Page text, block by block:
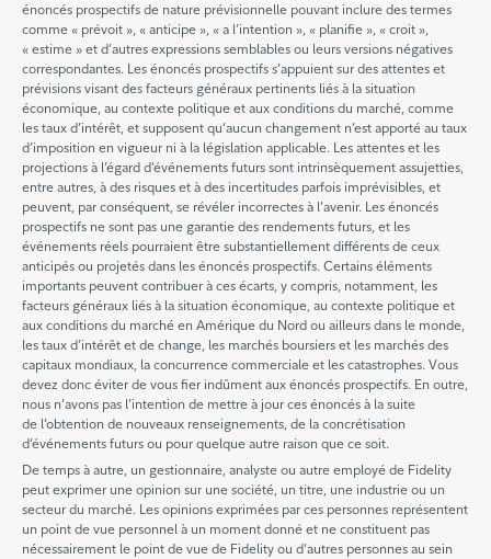
énoncés prospectifs de nature prévisionnelle pouvant inclure des termes
comme « prévoit », « anticipe », « a l’intention », « planifie », « croit »,
« estime » et d’autres expressions semblables ou leurs versions négatives
correspondantes. Les énoncés prospectifs s’appuient sur des attentes et
prévisions visant des facteurs généraux pertinents liés à la situation
économique, au contexte politique et aux conditions du marché, comme
les taux d’intérêt, et supposent qu’aucun changement n’est apporté au taux
d’imposition en vigueur ni à la législation applicable. Les attentes et les
projections à l’égard d’événements futurs sont intrinsèquement assujetties,
entre autres, à des risques et à des incertitudes parfois imprévisibles, et
peuvent, par conséquent, se révéler incorrectes à l’avenir. Les énoncés
prospectifs ne sont pas une garantie des rendements futurs, et les
événements réels pourraient être substantiellement différents de ceux
anticipés ou projetés dans les énoncés prospectifs. Certains éléments
importants peuvent contribuer à ces écarts, y compris, notamment, les
facteurs généraux liés à la situation économique, au contexte politique et
aux conditions du marché en Amérique du Nord ou ailleurs dans le monde,
les taux d’intérêt et de change, les marchés boursiers et les marchés des
capitaux mondiaux, la concurrence commerciale et les catastrophes. Vous
devez donc éviter de vous fier indûment aux énoncés prospectifs. En outre,
nous n’avons pas l’intention de mettre à jour ces énoncés à la suite
de l’obtention de nouveaux renseignements, de la concrétisation
d’événements futurs ou pour quelque autre raison que ce soit.
De temps à autre, un gestionnaire, analyste ou autre employé de Fidelity
peut exprimer une opinion sur une société, un titre, une industrie ou un
secteur du marché. Les opinions exprimées par ces personnes représentent
un point de vue personnel à un moment donné et ne constituent pas
nécessairement le point de vue de Fidelity ou d’autres personnes au sein